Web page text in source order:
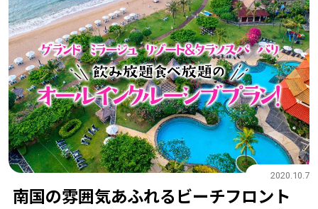
南国の雰囲気あふれるビーチフロント
2020.10.7